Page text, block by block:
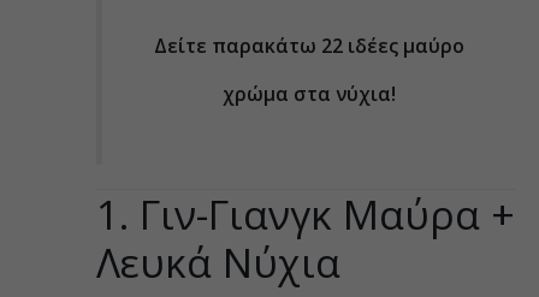
Δείτε παρακάτω 22 ιδέες μαύρο
χρώμα στα νύχια!
1. Γιν-Γιανγκ Μαύρα +
Λευκά Νύχια